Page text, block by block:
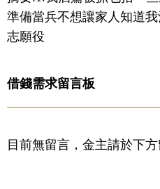
準備當兵不想讓家人知道
志願役
借錢需求留言板
目前無留言，金主請於下方